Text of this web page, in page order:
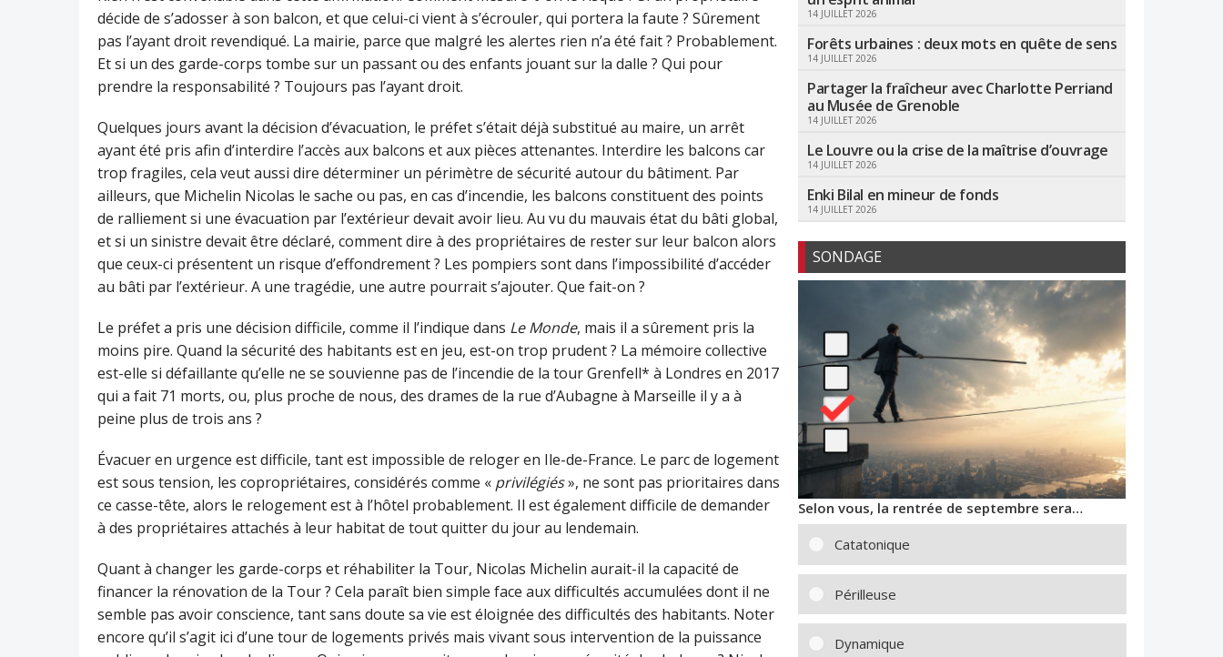
décide de s’adosser à son balcon, et que celui-ci vient à s’écrouler, qui portera la faute ? Sûrement
pas l’ayant droit revendiqué. La mairie, parce que malgré les alertes rien n’a été fait ? Probablement.
Et si un des garde-corps tombe sur un passant ou des enfants jouant sur la dalle ? Qui pour
prendre la responsabilité ? Toujours pas l’ayant droit.
Quelques jours avant la décision d’évacuation, le préfet s’était déjà substitué au maire, un arrêt
ayant été pris afin d’interdire l’accès aux balcons et aux pièces attenantes. Interdire les balcons car
trop fragiles, cela veut aussi dire déterminer un périmètre de sécurité autour du bâtiment. Par
ailleurs, que Michelin Nicolas le sache ou pas, en cas d’incendie, les balcons constituent des points
de ralliement si une évacuation par l’extérieur devait avoir lieu. Au vu du mauvais état du bâti global,
et si un sinistre devait être déclaré, comment dire à des propriétaires de rester sur leur balcon alors
que ceux-ci présentent un risque d’effondrement ? Les pompiers sont dans l’impossibilité d’accéder
au bâti par l’extérieur. A une tragédie, une autre pourrait s’ajouter. Que fait-on ?
Le préfet a pris une décision difficile, comme il l’indique dans Le Monde, mais il a sûrement pris la
moins pire. Quand la sécurité des habitants est en jeu, est-on trop prudent ? La mémoire collective
est-elle si défaillante qu’elle ne se souvienne pas de l’incendie de la tour Grenfell* à Londres en 2017
qui a fait 71 morts, ou, plus proche de nous, des drames de la rue d’Aubagne à Marseille il y a à
peine plus de trois ans ?
Évacuer en urgence est difficile, tant est impossible de reloger en Ile-de-France. Le parc de logement
est sous tension, les copropriétaires, considérés comme « privilégiés», ne sont pas prioritaires dans
ce casse-tête, alors le relogement est à l’hôtel probablement. Il est également difficile de demander
à des propriétaires attachés à leur habitat de tout quitter du jour au lendemain.
Quant à changer les garde-corps et réhabiliter la Tour, Nicolas Michelin aurait-il la capacité de
financer la rénovation de la Tour ? Cela paraît bien simple face aux difficultés accumulées dont il ne
semble pas avoir conscience, tant sans doute sa vie est éloignée des difficultés des habitants. Noter
encore qu’il s’agit ici d’une tour de logements privés mais vivant sous intervention de la puissance
14 JUILLET 2026
Forêts urbaines : deux mots en quête de sens
14 JUILLET 2026
Partager la fraîcheur avec Charlotte Perriand
au Musée de Grenoble
14 JUILLET 2026
Le Louvre ou la crise de la maîtrise d’ouvrage
14 JUILLET 2026
Enki Bilal en mineur de fonds
14 JUILLET 2026
SONDAGE
Selon vous, la rentrée de septembre sera…
Catatonique
Périlleuse
Dynamique